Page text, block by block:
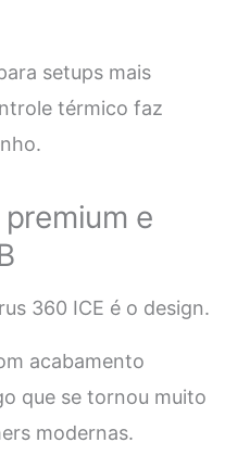
setups mais
térmico faz
e
360 ICE é o design.
acabamento
que se tornou muito
modernas.